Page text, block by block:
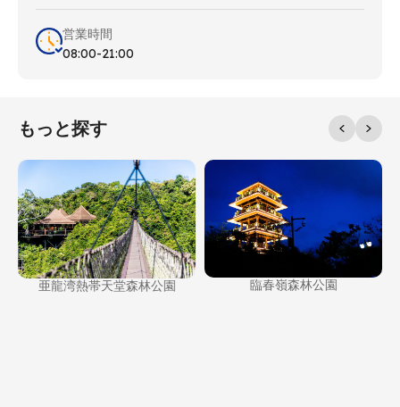
営業時間
08:00-21:00
もっと探す
亜龍湾熱帯天堂森林公園 臨春嶺森林公園